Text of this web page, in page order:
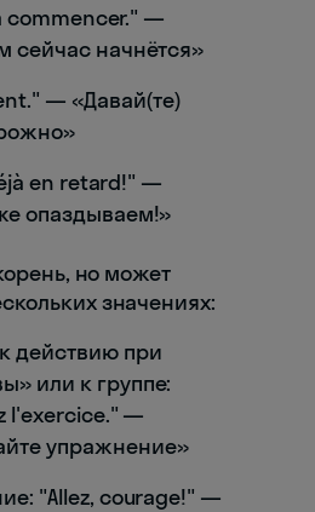
commencer." —
сейчас начнётся»
— «Давай(те)
en retard!" —
опаздываем!»
но может
значениях:
действию при
или к группе:
l'exercice." —
упражнение»
"Allez, courage!" —